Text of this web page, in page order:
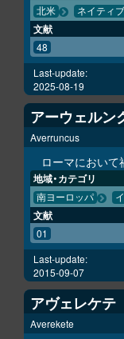
北米 ネイティ
文献
48
Last-update:
2025-08-19
アーウェルン
Averruncus
ローマにおいて
地域・カテゴリ
南ヨーロッパ
文献
01
Last-update:
2015-09-07
アヴェレケテ
Averekete